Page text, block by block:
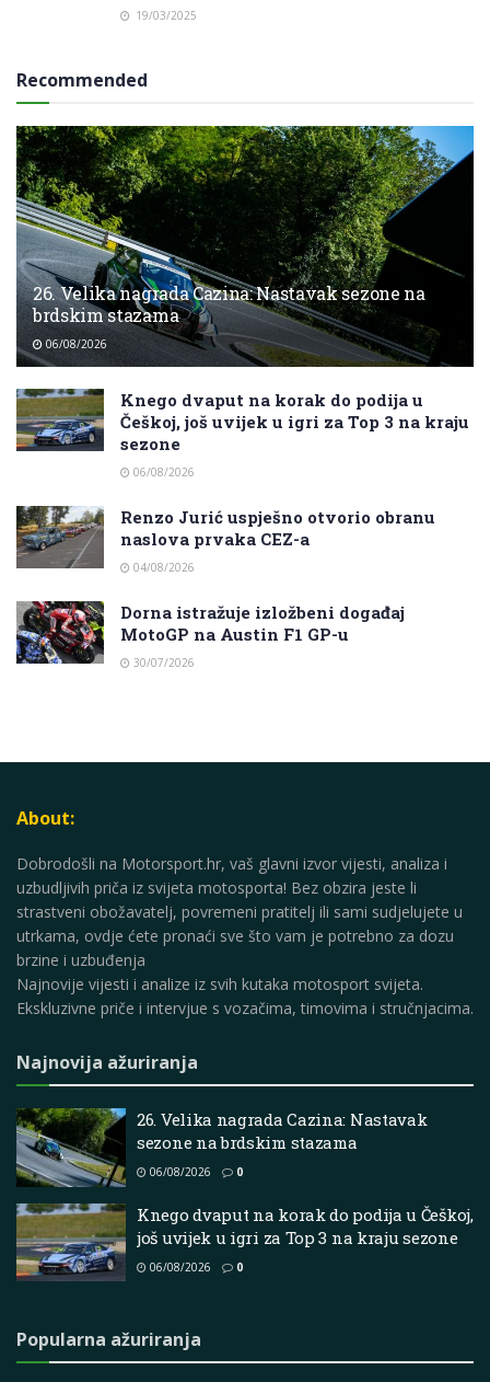
19/03/2025
Recommended
26. Velika nagrada Cazina: Nastavak sezone na
brdskim stazama
06/08/2026
Knego dvaput na korak do podija u
Češkoj, još uvijek u igri za Top 3 na kraju
sezone
06/08/2026
Renzo Jurić uspješno otvorio obranu
naslova prvaka CEZ-a
04/08/2026
Dorna istražuje izložbeni događaj
MotoGP na Austin F1 GP-u
30/07/2026
About:
Dobrodošli na Motorsport.hr, vaš glavni izvor vijesti, analiza i
uzbudljivih priča iz svijeta motosporta! Bez obzira jeste li
strastveni obožavatelj, povremeni pratitelj ili sami sudjelujete u
utrkama, ovdje ćete pronaći sve što vam je potrebno za dozu
brzine i uzbuđenja
Najnovije vijesti i analize iz svih kutaka motosport svijeta.
Ekskluzivne priče i intervjue s vozačima, timovima i stručnjacima.
Najnovija ažuriranja
26. Velika nagrada Cazina: Nastavak
sezone na brdskim stazama
06/08/2026 0
Knego dvaput na korak do podija u Češkoj,
još uvijek u igri za Top 3 na kraju sezone
06/08/2026 0
Popularna ažuriranja